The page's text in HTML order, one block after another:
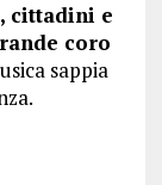
cittadini e
coro
sappia